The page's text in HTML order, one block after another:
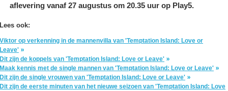
aflevering vanaf 27 augustus om 20.35 uur op Play5.
Lees ook:
Viktor op verkenning in de mannenvilla van 'Temptation Island: Love or
Leave'
Dit zijn de koppels van 'Temptation Island: Love or Leave'
Maak kennis met de single mannen van 'Temptation Island: Love or Leave'
Dit zijn de single vrouwen van 'Temptation Island: Love or Leave'
Dit zijn de eerste minuten van het nieuwe seizoen van 'Temptation Island: Love